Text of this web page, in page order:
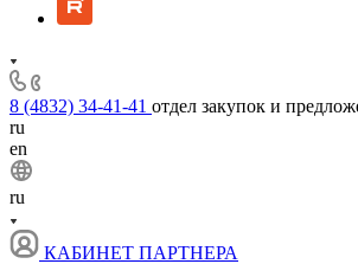
8 (4832) 34-41-41 отдел закупок и
ru
en
ru
КАБИНЕТ ПАРТНЕРА